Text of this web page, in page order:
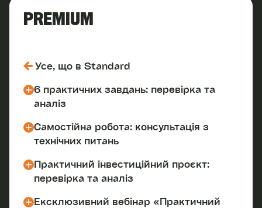
PREMIUM
Усе, що в Standard
6 практичних завдань: перевірка та
аналіз
Самостійна робота: консультація з
технічних питань
Практичний інвестиційний проєкт:
перевірка та аналіз
Ексклюзивний вебінар «Практичний